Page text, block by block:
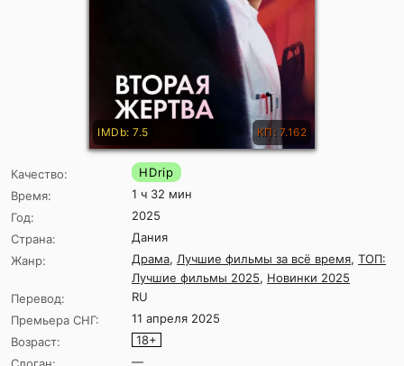
IMDb: 7.5 КП: 7.162
Качество:
HDrip
Время:
1 ч 32 мин
Год:
2025
Страна:
Дания
Жанр:
Драма, Лучшие фильмы за всё время, ТОП:
Лучшие фильмы 2025, Новинки 2025
Перевод:
RU
Премьера СНГ:
11 апреля 2025
Возраст:
18+
—